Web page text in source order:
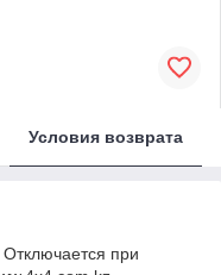
Условия возврата
при